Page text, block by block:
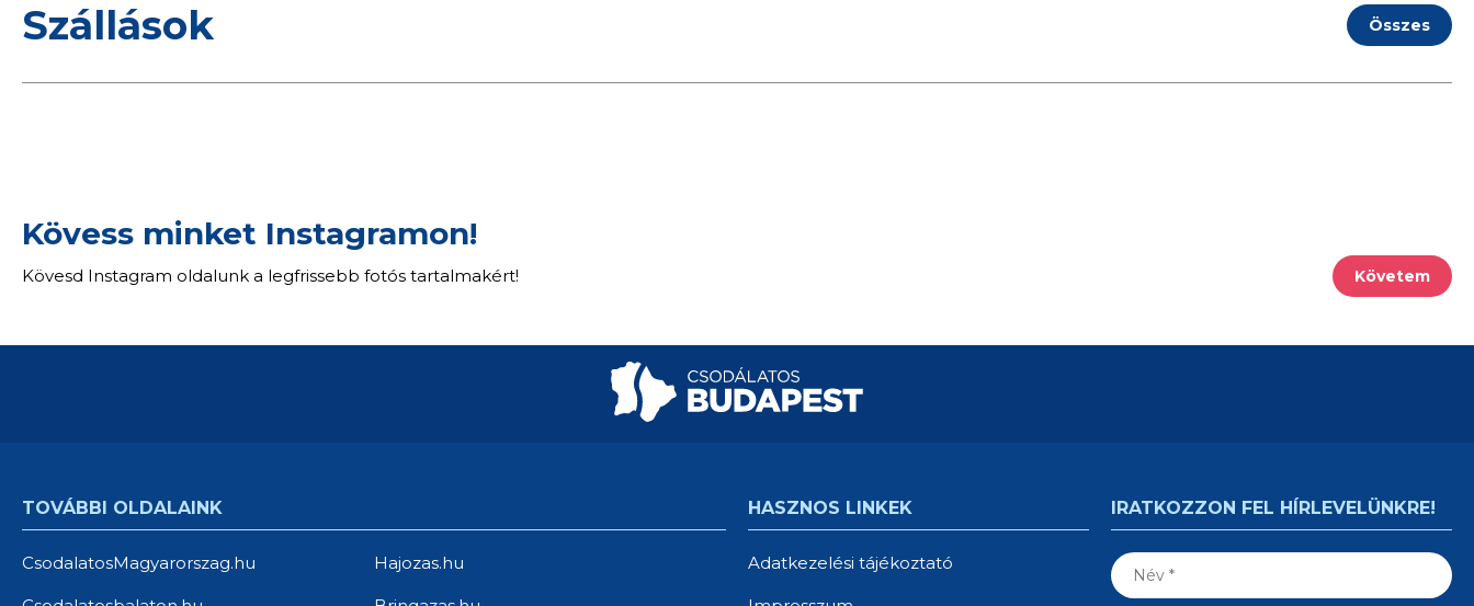
Szállások Összes
Kövess minket Instagramon!
Kövesd Instagram oldalunk a legfrissebb fotós tartalmakért! Követem
TOVÁBBI OLDALAINK
CsodalatosMagyarorszag.hu Hajozas.hu
HASZNOS LINKEK
Adatkezelési tájékoztató
IRATKOZZON FEL HÍRLEVELÜNKRE!